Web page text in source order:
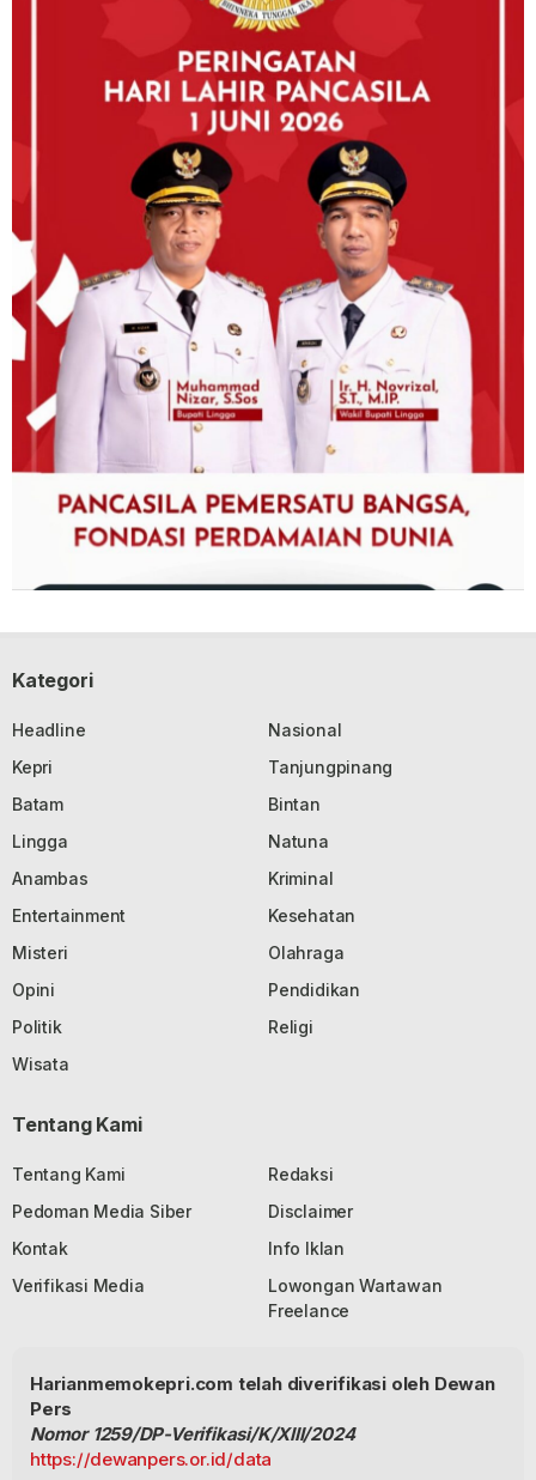
Kategori
Headline
Nasional
Kepri
Tanjungpinang
Batam
Bintan
Lingga
Natuna
Anambas
Kriminal
Entertainment
Kesehatan
Misteri
Olahraga
Opini
Pendidikan
Politik
Religi
Wisata
Tentang Kami
Tentang Kami
Redaksi
Pedoman Media Siber
Disclaimer
Kontak
Info Iklan
Verifikasi Media
Lowongan Wartawan
Freelance
Harianmemokepri.com telah diverifikasi oleh Dewan
Pers
Nomor 1259/DP-Verifikasi/K/XIII/2024
https://dewanpers.or.id/data